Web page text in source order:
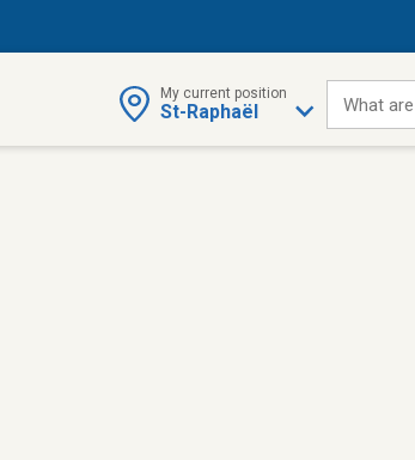
My current position
St-Raphaël What